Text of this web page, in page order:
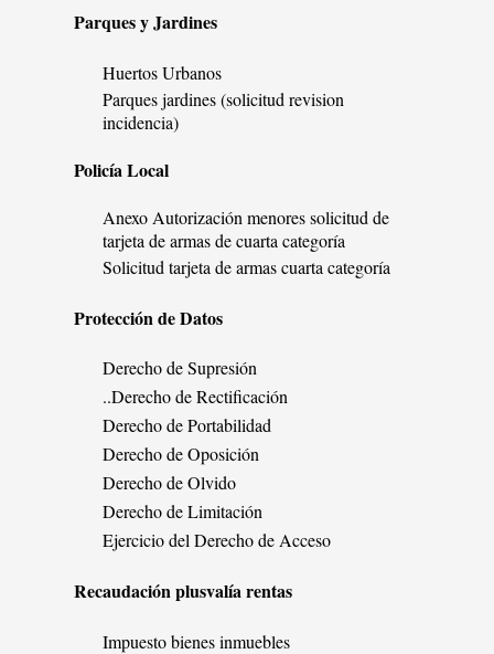
Parques y Jardines
Huertos Urbanos
Parques jardines (solicitud revision
incidencia)
Policía Local
Anexo Autorización menores solicitud de
tarjeta de armas de cuarta categoría
Solicitud tarjeta de armas cuarta categoría
Protección de Datos
Derecho de Supresión
..Derecho de Rectificación
Derecho de Portabilidad
Derecho de Oposición
Derecho de Olvido
Derecho de Limitación
Ejercicio del Derecho de Acceso
Recaudación plusvalía rentas
Impuesto bienes inmuebles